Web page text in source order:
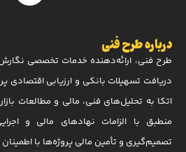
درباره طرح فنی
طرح فنی، ارائه‌دهنده خدمات تخصصی
دریافت تسهیلات بانکی و ارزیابی اقتصادی
اتکا به تحلیل‌های فنی، مالی و مطالعات
منطبق با الزامات نهادهای مالی و
تصمیم‌گیری و تأمین مالی پروژه‌ها با